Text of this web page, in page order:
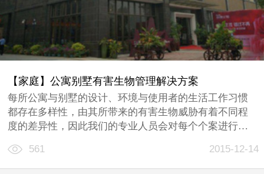
【家庭】公寓别墅有害生物管理解决方案
每所公寓与别墅的设计、环境与使用者的生活工作习惯
都存在多样性，由其所带来的有害生物威胁有着不同程
度的差异性，因此我们的专业人员会对每个个案进行详
求，制订一套安全、科学与环保的解决方案，最大程度
降低有害生物所带来的滋扰。
561 2015-12-14